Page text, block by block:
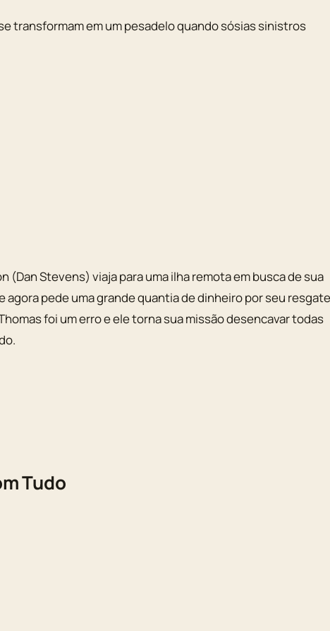
transformam em um pesadelo quando sósias sinistros
(Dan Stevens) viaja para uma ilha remota em busca de sua
pede uma grande quantia de dinheiro por seu
foi um erro e ele torna sua missão desencavar todas
Tudo